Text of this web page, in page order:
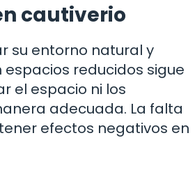
cautiverio
su entorno natural y
reducidos sigue
el espacio ni los
adecuada. La falta
efectos negativos en